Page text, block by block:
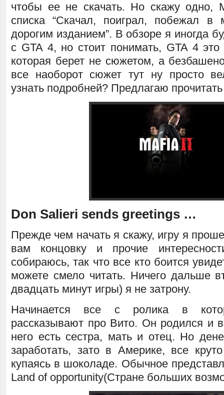
чтобы ее не скачать. Но скажу одно,
списка “Скачал, поиграл, побежал в
дорогим изданием”. В обзоре я иногда
с GTA 4, но стоит понимать, GTA 4 это
которая берет не сюжетом, а
все наоборот сюжет тут ну просто
узнать подробней? Предлагаю
Don Salieri sends greetings …
Прежде чем начать я скажу, игру я
вам концовку и прочие
собираюсь, так что все кто боится
можете смело читать. Ничего дальше
двадцать минут игры) я не затрону.
Начинается все с ролика в
рассказывают про Вито. Он родился и
него есть сестра, мать и отец. Но
заработать, зато в Америке, все
купаясь в шоколаде. Обычное
Land of opportunity(Стране больших